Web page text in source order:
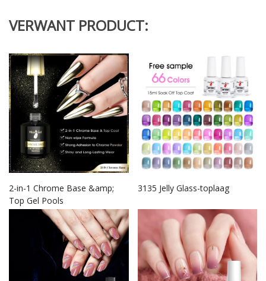
VERWANT PRODUCT:
2-in-1 Chrome Base &amp;
Top Gel Pools
3135 Jelly Glass-toplaag